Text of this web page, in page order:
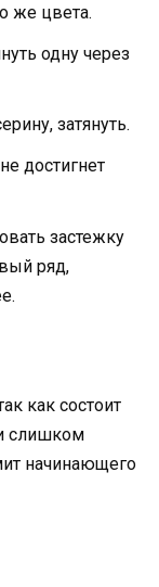
же цвета.
одну через
затянуть.
достигнет
застежку
ряд,
как состоит
слишком
начинающего